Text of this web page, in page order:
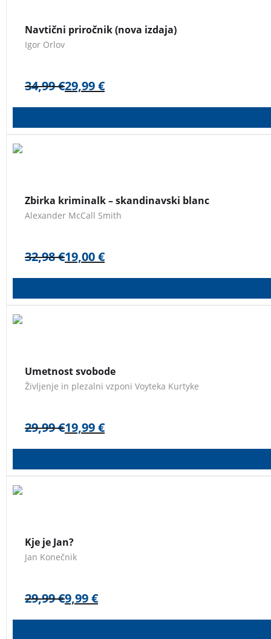
Navtični priročnik (nova izdaja)
Igor Orlov
34,99€29,99€
Zbirka kriminalk – skandinavski blanc
Alexander McCall Smith
32,98€19,00€
Umetnost svobode
Življenje in plezalni vzponi Voyteka Kurtyke
29,99€19,99€
Kje je Jan?
Jan Konečnik
29,99€9,99€